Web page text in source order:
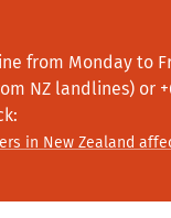
from Monday to
NZ landlines) or
in New Zealand